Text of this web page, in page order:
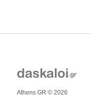
Athens GR © 2026